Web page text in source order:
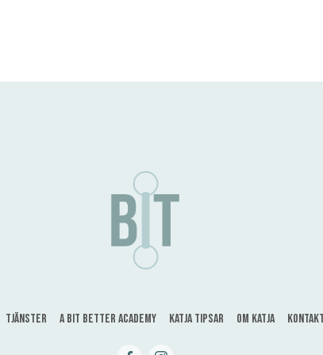
Tjänster A bit better Academy Katja tipsar Om Katja